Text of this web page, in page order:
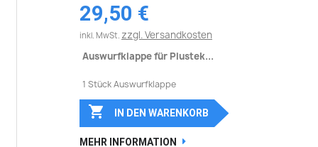
29,50 €
inkl. MwSt. zzgl. Versandkosten
Auswurfklappe für Plustek...
1 Stück Auswurfklappe
 IN DEN WARENKORB
MEHR INFORMATION